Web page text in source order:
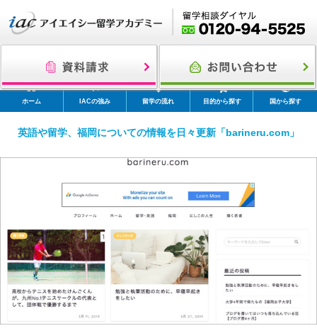
ホーム IACの強み 留学の流れ 目的から探す 国から探す
英語や留学、福岡についての情報を日々更新「barineru.com」